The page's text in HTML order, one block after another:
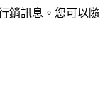
銷訊息。您可以隨